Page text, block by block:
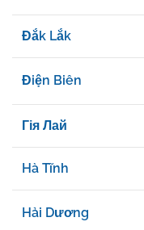
Đắk Lắk
Điện Biên
Гія Лай
Hà Tĩnh
Hải Dương